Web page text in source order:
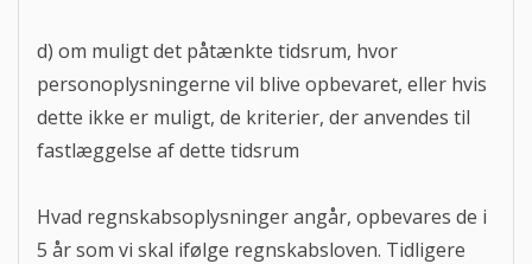
d) om muligt det påtænkte tidsrum, hvor
personoplysningerne vil blive opbevaret, eller hvis
dette ikke er muligt, de kriterier, der anvendes til
fastlæggelse af dette tidsrum
Hvad regnskabsoplysninger angår, opbevares de i
5 år som vi skal ifølge regnskabsloven. Tidligere